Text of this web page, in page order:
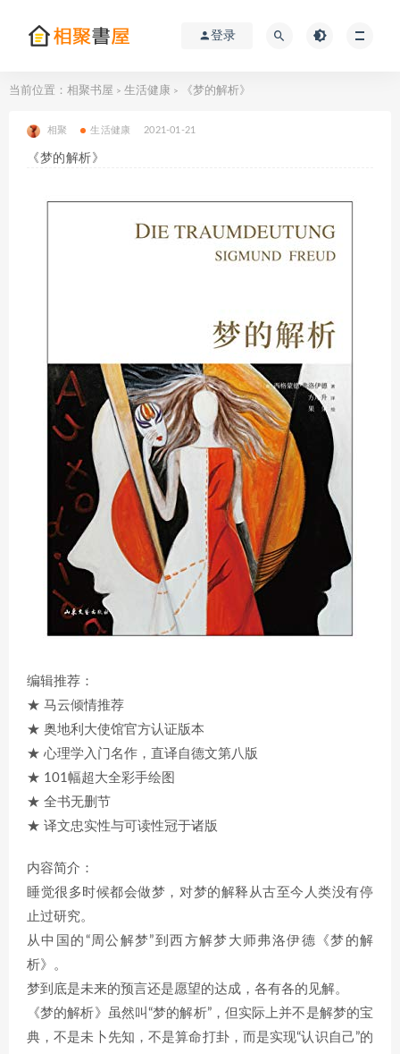
登录
当前位置： 相聚书屋 > 生活健康 > 《梦的解析》
相聚 生活健康 2021-01-21
《梦的解析》
编辑推荐：
★ 马云倾情推荐
★ 奥地利大使馆官方认证版本
★ 心理学入门名作，直译自德文第八版
★ 101幅超大全彩手绘图
★ 全书无删节
★ 译文忠实性与可读性冠于诸版
内容简介：
睡觉很多时候都会做梦，对梦的解释从古至今人类没有停
止过研究。
从中国的“周公解梦”到西方解梦大师弗洛伊德《梦的解
析》。
梦到底是未来的预言还是愿望的达成，各有各的见解。
《梦的解析》虽然叫“梦的解析”，但实际上并不是解梦的宝
典，不是未卜先知，不是算命打卦，而是实现“认识自己”的